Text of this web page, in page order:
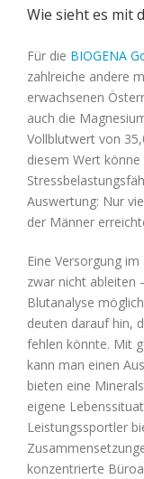
Wie sieht es mit
Für die BIOGENA
zahlreiche andere
erwachsenen
auch die
Vollblutwert von
diesem Wert
Auswertung: Nur
der Männer
Eine Versorgung
zwar nicht ableiten
Blutanalyse
deuten darauf hin,
fehlen könnte. Mit
kann man einen
bieten eine
eigene
Leistungssportler
konzentrierte